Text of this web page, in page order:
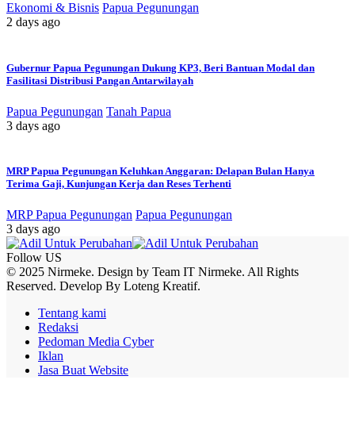
Ekonomi & Bisnis Papua Pegunungan
2 days ago
Gubernur Papua Pegunungan Dukung KP3, Beri Bantuan Modal dan
Fasilitasi Distribusi Pangan Antarwilayah
Papua Pegunungan Tanah Papua
3 days ago
MRP Papua Pegunungan Keluhkan Anggaran: Delapan Bulan Hanya
Terima Gaji, Kunjungan Kerja dan Reses Terhenti
MRP Papua Pegunungan Papua Pegunungan
3 days ago
Follow US
© 2025 Nirmeke. Design by Team IT Nirmeke. All Rights
Reserved. Develop By Loteng Kreatif.
Tentang kami
Redaksi
Pedoman Media Cyber
Iklan
Jasa Buat Website